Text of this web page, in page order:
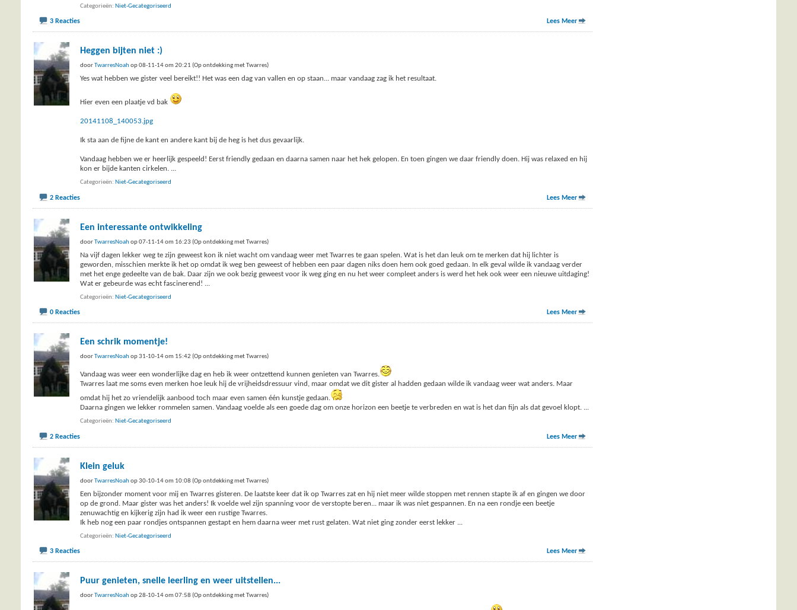
Categorieën Niet-Gecategoriseerd
3 Reacties Lees Meer
Heggen bijten niet :)
doorTwarresNoahop 08-11-14 om 20:21 (Op ontdekking met Twarres)
Yes wat hebben we gister veel bereikt!! Het was een dag van vallen en op staan... maar vandaag zag ik het resultaat.
Hier even een plaatje vd bak
20141108_140053.jpg
Ik sta aan de fijne de kant en andere kant bij de heg is het dus gevaarlijk.
Vandaag hebben we er heerlijk gespeeld! Eerst friendly gedaan en daarna samen naar het hek gelopen. En toen gingen we daar friendly doen. Hij was relaxed en hij
kon er bijde kanten cirkelen. ...
Categorieën Niet-Gecategoriseerd
2 Reacties Lees Meer
Een interessante ontwikkeling
doorTwarresNoahop 07-11-14 om 16:23 (Op ontdekking met Twarres)
Na vijf dagen lekker weg te zijn geweest kon ik niet wacht om vandaag weer met Twarres te gaan spelen. Wat is het dan leuk om te merken dat hij lichter is
geworden, misschien merkte ik het op omdat ik weg ben geweest of hebben een paar dagen niks doen hem ook goed gedaan. In elk geval wilde ik vandaag verder
met het enge gedeelte van de bak. Daar zijn we ook bezig geweest voor ik weg ging en nu het weer compleet anders is werd het hek ook weer een nieuwe uitdaging!
Wat er gebeurde was echt fascinerend!
Categorieën Niet-Gecategoriseerd
0 Reacties Lees Meer
Een schrik momentje!
doorTwarresNoahop 31-10-14 om 15:42 (Op ontdekking met Twarres)
Vandaag was weer een wonderlijke dag en heb ik weer ontzettend kunnen genieten van Twarres.
Twarres laat me soms even merken hoe leuk hij de vrijheidsdressuur vind, maar omdat we dit gister al hadden gedaan wilde ik vandaag weer wat anders. Maar
omdat hij het zo vriendelijk aanbood toch maar even samen één kunstje gedaan.
Daarna gingen we lekker rommelen samen. Vandaag voelde als een goede dag om onze horizon een beetje te verbreden en wat is het dan fijn als dat gevoel klopt. ...
Categorieën Niet-Gecategoriseerd
2 Reacties Lees Meer
Klein geluk
doorTwarresNoahop 30-10-14 om 10:08 (Op ontdekking met Twarres)
Een bijzonder moment voor mij en Twarres gisteren. De laatste keer dat ik op Twarres zat en hij niet meer wilde stoppen met rennen stapte ik af en gingen we door
op de grond. Maar gister was het anders! Ik voelde wel zijn spanning voor de verstopte beren... maar ik was niet gespannen. En na een rondje een beetje
zenuwachtig en kijkerig zijn had ik weer een rustige Twarres.
Ik heb nog een paar rondjes ontspannen gestapt en hem daarna weer met rust gelaten. Wat niet ging zonder eerst lekker
Categorieën Niet-Gecategoriseerd
3 Reacties Lees Meer
Puur genieten, snelle leerling en weer uitstellen...
doorTwarresNoahop 28-10-14 om 07:58 (Op ontdekking met Twarres)